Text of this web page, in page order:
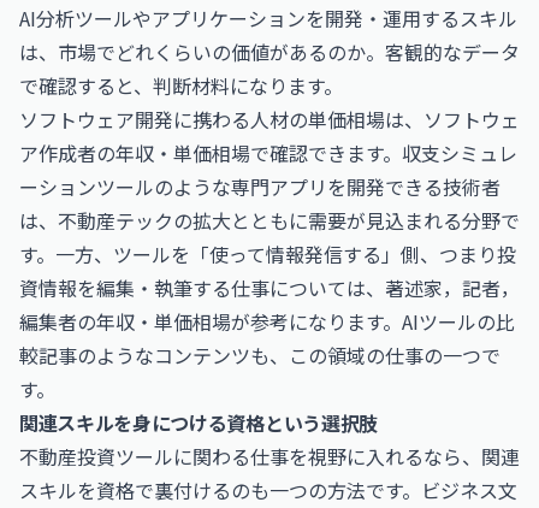
AI分析ツールやアプリケーションを開発・運用するスキル
は、市場でどれくらいの価値があるのか。客観的なデータ
で確認すると、判断材料になります。
ソフトウェア開発に携わる人材の単価相場は、 ソフトウェ
ア作成者の年収・単価相場で確認できます。収支シミュレ
ーションツールのような専門アプリを開発できる技術者
は、不動産テックの拡大とともに需要が見込まれる分野で
す。一方、ツールを「使って情報発信する」側、つまり投
資情報を編集・執筆する仕事については、 著述家，記者，
編集者の年収・単価相場が参考になります。AIツールの比
較記事のようなコンテンツも、この領域の仕事の一つで
す。
関連スキルを身につける資格という選択肢
不動産投資ツールに関わる仕事を視野に入れるなら、関連
スキルを資格で裏付けるのも一つの方法です。ビジネス文